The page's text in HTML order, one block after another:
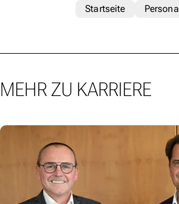
Startseite
Personal
MEHR ZU KARRIERE